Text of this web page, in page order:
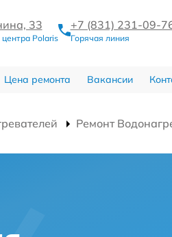
33
Polaris
+7 (831) 231-09-
Горячая линия
Цена ремонта Вакансии
Ремонт